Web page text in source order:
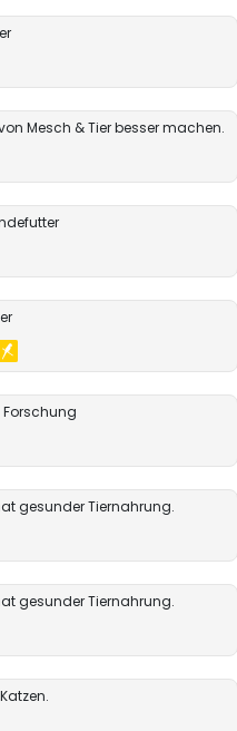
Mesch & Tier besser machen.
gesunder Tiernahrung.
gesunder Tiernahrung.